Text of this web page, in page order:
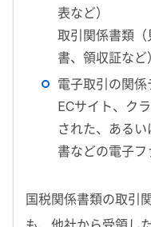
表など）
取引関係書類
書、領収証など）
電子取引の関係
ECサイト、ク
された、ある
書などの電子フ
国税関係書類の取引